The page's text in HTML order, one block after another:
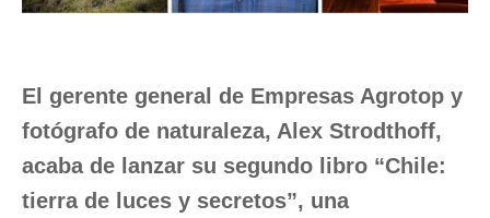
El gerente general de Empresas Agrotop y
fotógrafo de naturaleza, Alex Strodthoff,
acaba de lanzar su segundo libro “Chile:
tierra de luces y secretos”, una